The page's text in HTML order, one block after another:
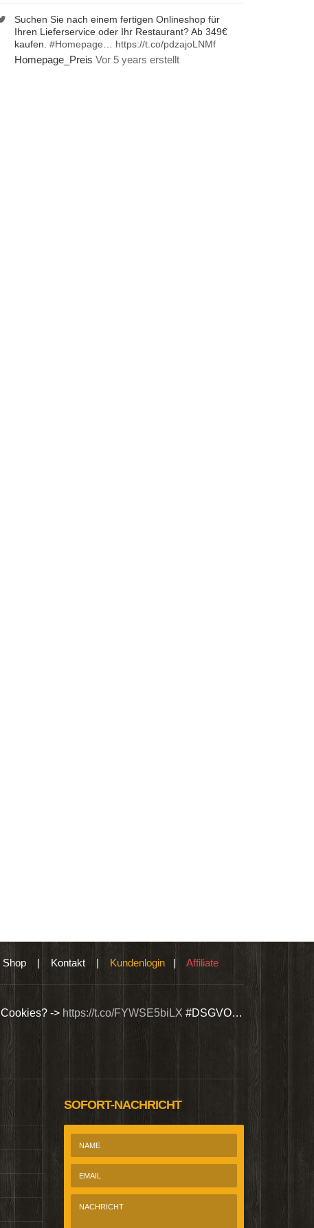
Suchen Sie nach einem fertigen Onlineshop für
Ihren Lieferservice oder Ihr Restaurant? Ab 349€
kaufen. #Homepage https://t.co/pdzajoLNMf
Homepage_Preis Vor 5 years erstellt
Shop| Kontakt| Kundenlogin| Affiliate
-> https://t.co/FYWSE5biLX #DSGVO…
SOFORT-NACHRICHT